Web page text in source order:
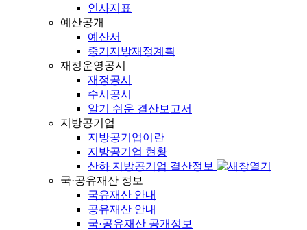
인사지표
예산공개
예산서
중기지방재정계획
재정운영공시
재정공시
수시공시
알기 쉬운 결산보고서
지방공기업
지방공기업이란
지방공기업 현황
산하 지방공기업 결산정보
국·공유재산 정보
국유재산 안내
공유재산 안내
국·공유재산 공개정보